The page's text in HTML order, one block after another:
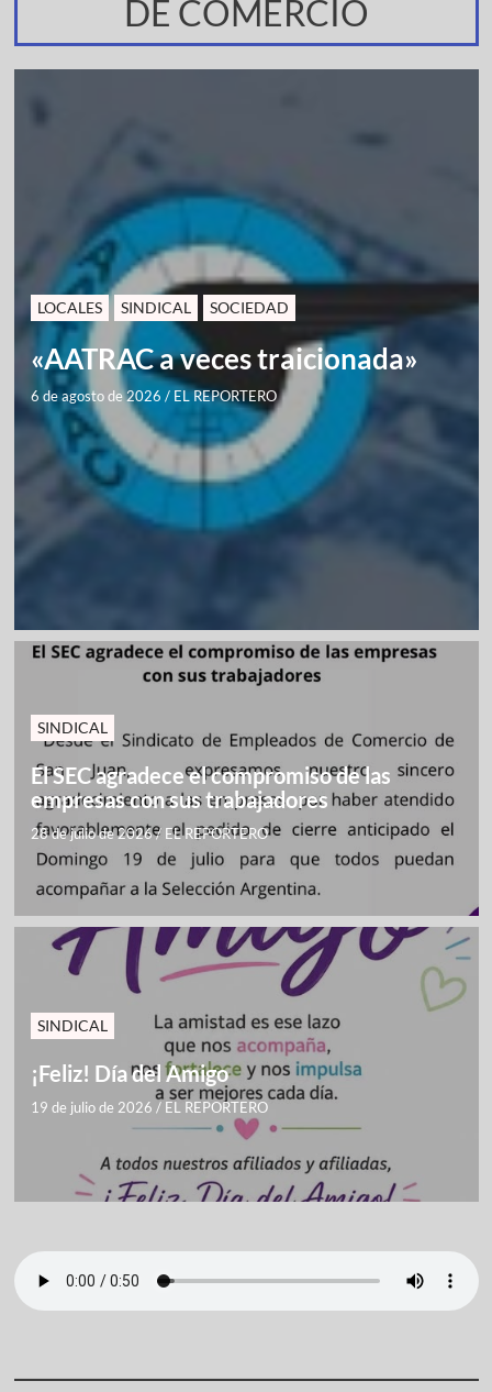
DE COMERCIO
LOCALES SINDICAL SOCIEDAD
«AATRAC a veces traicionada»
6 de agosto de 2026 / EL REPORTERO
SINDICAL
El SEC agradece el compromiso de las
empresas con sus trabajadores
28 de julio de 2026/ EL REPORTERO
SINDICAL
¡Feliz! Día del Amigo
19 de julio de 2026 / EL REPORTERO